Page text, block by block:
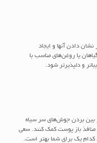
دادن آنها و ایجاد
یا روغن‌های مناسب با
و دلپذیرتر شود.
بردن جوش‌های سر سیاه
باز پوست کمک کنند. سعی
کدام یک برای شما بهتر است.